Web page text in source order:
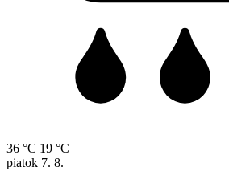
36 °C 19 °C
piatok 7. 8.